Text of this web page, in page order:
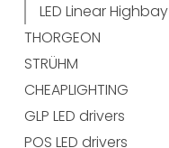
LED Linear Highbay
THORGEON
STRÜHM
CHEAPLIGHTING
GLP LED drivers
POS LED drivers